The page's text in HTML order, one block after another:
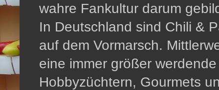
wahre Fankultur darum
In Deutschland sind Chili &
auf dem Vormarsch.
eine immer größer
Hobbyzüchtern, Gourmets